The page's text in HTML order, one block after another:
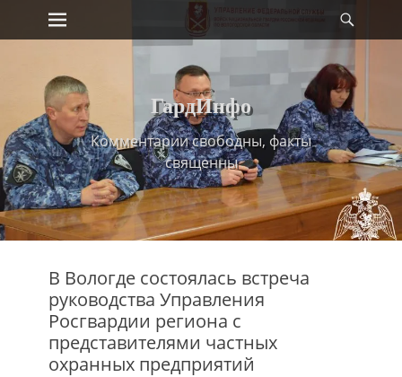
Skip
Primary Menu
ГардИнфо
Комментарии свободны, факты
священны
В Вологде состоялась встреча
руководства Управления
Росгвардии региона с
представителями частных
охранных предприятий